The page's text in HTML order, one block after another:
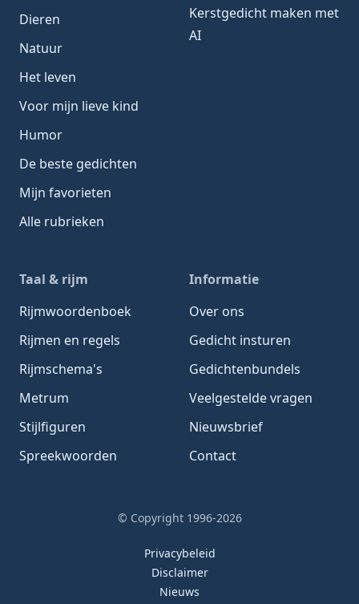
Dieren
Natuur
Het leven
Voor mijn lieve kind
Humor
De beste gedichten
Mijn favorieten
Alle rubrieken
Kerstgedicht maken met
AI
Taal & rijm
Rijmwoordenboek
Rijmen en regels
Rijmschema's
Metrum
Stijlfiguren
Spreekwoorden
Informatie
Over ons
Gedicht insturen
Gedichtenbundels
Veelgestelde vragen
Nieuwsbrief
Contact
© Copyright 1996-2026
Privacybeleid
Disclaimer
Nieuws